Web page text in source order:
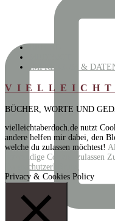
IMPRESSUM &
BÜCHER, WORTE UND
vielleichtaberdoch.de nutzt
andere helfen mir dabei, den
welche du zulassen möchtest!
notwendige Cookies zulassen
Datenschutzerklärung
Privacy & Cookies Policy